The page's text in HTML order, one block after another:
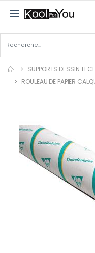
SUPPORTS DESSIN
ROULEAU DE PAPIER